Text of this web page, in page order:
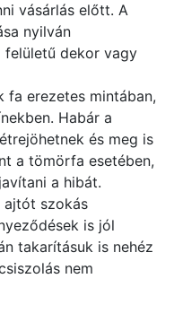
vásárlás előtt. A
nyilván
felületű dekor vagy
fa erezetes mintában,
Habár a
és meg is
a tömörfa esetében,
a hibát.
ajtót szokás
is jól
takarításuk is nehéz
nem